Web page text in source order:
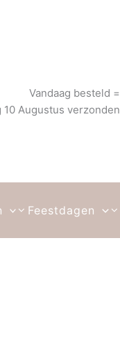
Vandaag besteld =
10 Augustus verzonden
Feestdagen